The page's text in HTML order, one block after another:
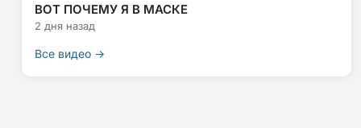
ВОТ ПОЧЕМУ Я В МАСКЕ
2 дня назад
Все видео →